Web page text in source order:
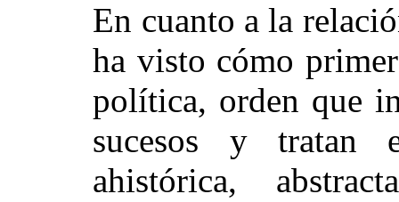
En cuanto a la
ha visto cómo
política, orden que
sucesos y tratan
ahistórica,